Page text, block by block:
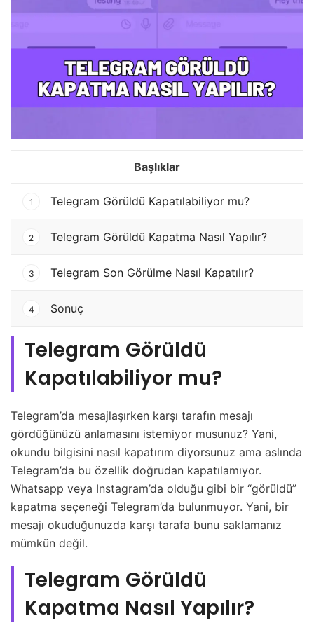
Başlıklar
1 Telegram Görüldü Kapatılabiliyor mu?
2 Telegram Görüldü Kapatma Nasıl Yapılır?
3 Telegram Son Görülme Nasıl Kapatılır?
4 Sonuç
Telegram Görüldü
Kapatılabiliyor mu?
Telegram’da mesajlaşırken karşı tarafın mesajı
gördüğünüzü anlamasını istemiyor musunuz? Yani,
okundu bilgisini nasıl kapatırım diyorsunuz ama aslında
Telegram’da bu özellik doğrudan kapatılamıyor.
Whatsapp veya Instagram’da olduğu gibi bir “görüldü”
kapatma seçeneği Telegram’da bulunmuyor. Yani, bir
mesajı okuduğunuzda karşı tarafa bunu saklamanız
mümkün değil.
Telegram Görüldü
Kapatma Nasıl Yapılır?